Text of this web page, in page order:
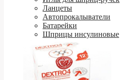
Ланцеты
Автопрокалыватели
Батарейки
Шприцы инсулиновые